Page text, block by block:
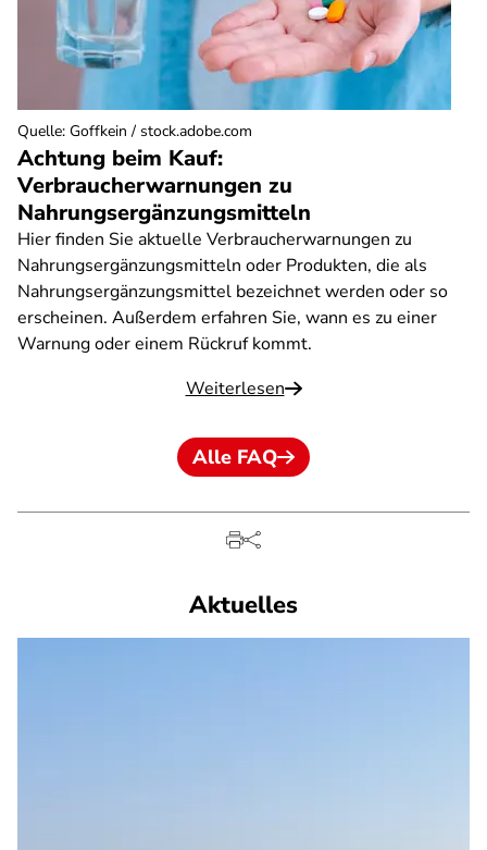
Achtung beim Kauf:
Verbraucherwarnungen zu
Nahrungsergänzungsmitteln
Hier finden Sie aktuelle Verbraucherwarnungen zu
Nahrungsergänzungsmitteln oder Produkten, die als
Nahrungsergänzungsmittel bezeichnet werden oder so
erscheinen. Außerdem erfahren Sie, wann es zu einer
Warnung oder einem Rückruf kommt.
Weiterlesen
Quelle: Goffkein / stock.adobe.com
Alle FAQ
Aktuelles